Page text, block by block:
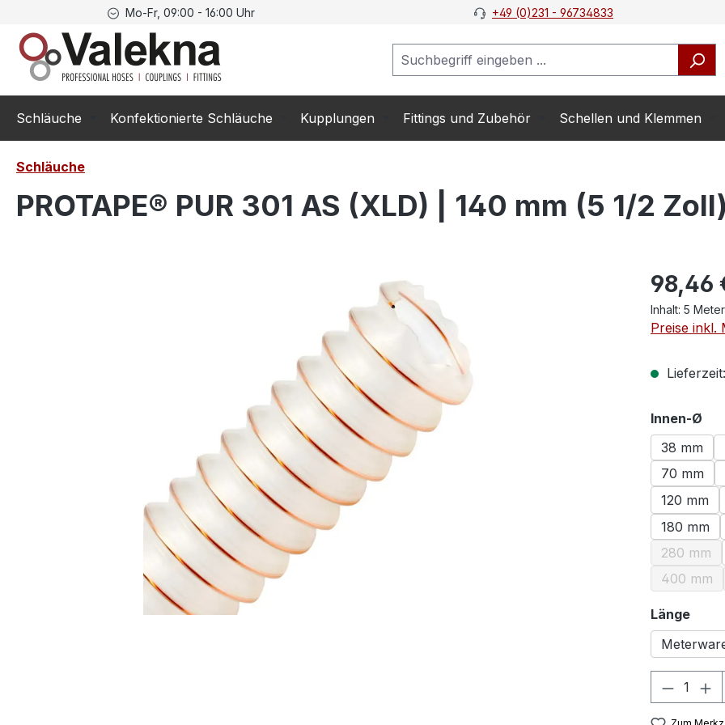
Zur Hauptnavigation springen
Mo-Fr, 09:00 - 16:00 Uhr +49 (0)231 - 96734833
Schläuche Konfektionierte Schläuche Kupplungen Fittings und Zubehör Schellen und Klemmen
Schläuche
PROTAPE® PUR 301 AS (XLD) | 140 mm (5 1/2
98,46
Inhalt: 5 Meter
Preise inkl.
Innen-Ø
38 mm
70 mm
120 mm
180 mm
280 mm
400 mm
Länge